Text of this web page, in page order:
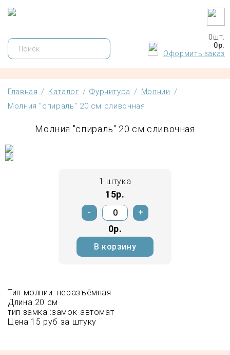
0шт.
0р.
Оформить заказ
Главная / Каталог / Фурнитура / Молнии /
Молния "спираль" 20 см сливочная
Молния "спираль" 20 см сливочная
1 штука
15р.
- +
0р.
В корзину
Тип молнии: неразъёмная
Длина 20 см
тип замка :замок-автомат
Цена 15 руб за штуку